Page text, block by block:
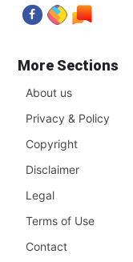
More Sections
About us
Privacy & Policy
Copyright
Disclaimer
Legal
Terms of Use
Contact